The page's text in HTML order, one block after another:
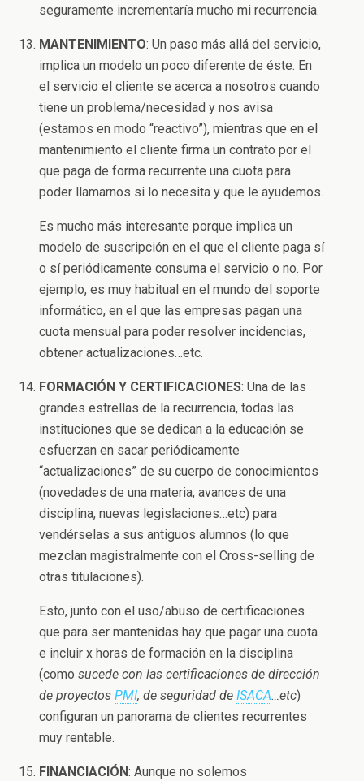
seguramente incrementaría mucho mi recurrencia.
MANTENIMIENTO: Un paso más allá del servicio,
implica un modelo un poco diferente de éste. En
el servicio el cliente se acerca a nosotros cuando
tiene un problema/necesidad y nos avisa
(estamos en modo “reactivo”), mientras que en el
mantenimiento el cliente firma un contrato por el
que paga de forma recurrente una cuota para
poder llamarnos si lo necesita y que le ayudemos.
Es mucho más interesante porque implica un
modelo de suscripción en el que el cliente paga sí
o sí periódicamente consuma el servicio o no. Por
ejemplo, es muy habitual en el mundo del soporte
informático, en el que las empresas pagan una
cuota mensual para poder resolver incidencias,
obtener actualizaciones…etc.
FORMACIÓN Y CERTIFICACIONES: Una de las
grandes estrellas de la recurrencia, todas las
instituciones que se dedican a la educación se
esfuerzan en sacar periódicamente
“actualizaciones” de su cuerpo de conocimientos
(novedades de una materia, avances de una
disciplina, nuevas legislaciones…etc) para
vendérselas a sus antiguos alumnos (lo que
mezclan magistralmente con el Cross-selling de
otras titulaciones).
Esto, junto con el uso/abuso de certificaciones
que para ser mantenidas hay que pagar una cuota
e incluir x horas de formación en la disciplina
(comosucede con las certificaciones de dirección
de proyectos PMI, de seguridad de ISACA…etc)
configuran un panorama de clientes recurrentes
muy rentable.
FINANCIACIÓN: Aunque no solemos